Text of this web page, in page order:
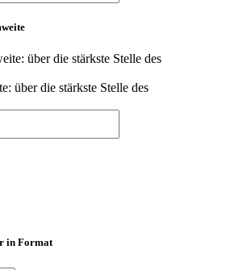
über die stärkste Stelle des
in Format